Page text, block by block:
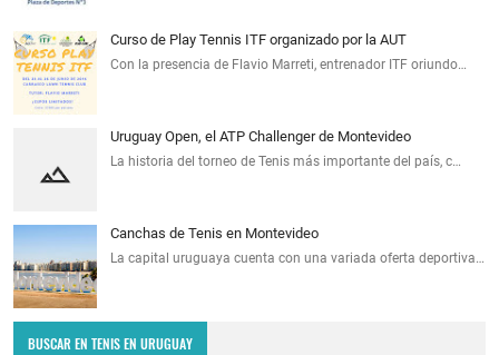
Curso de Play Tennis ITF organizado por la AUT
Con la presencia de Flavio Marreti, entrenador ITF oriundo…
Uruguay Open, el ATP Challenger de Montevideo
La historia del torneo de Tenis más importante del país, c…
Canchas de Tenis en Montevideo
La capital uruguaya cuenta con una variada oferta deportiva…
BUSCAR EN TENIS EN URUGUAY